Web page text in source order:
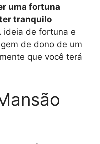
uma fortuna
tranquilo
ideia de fortuna e
de dono de um
que você terá